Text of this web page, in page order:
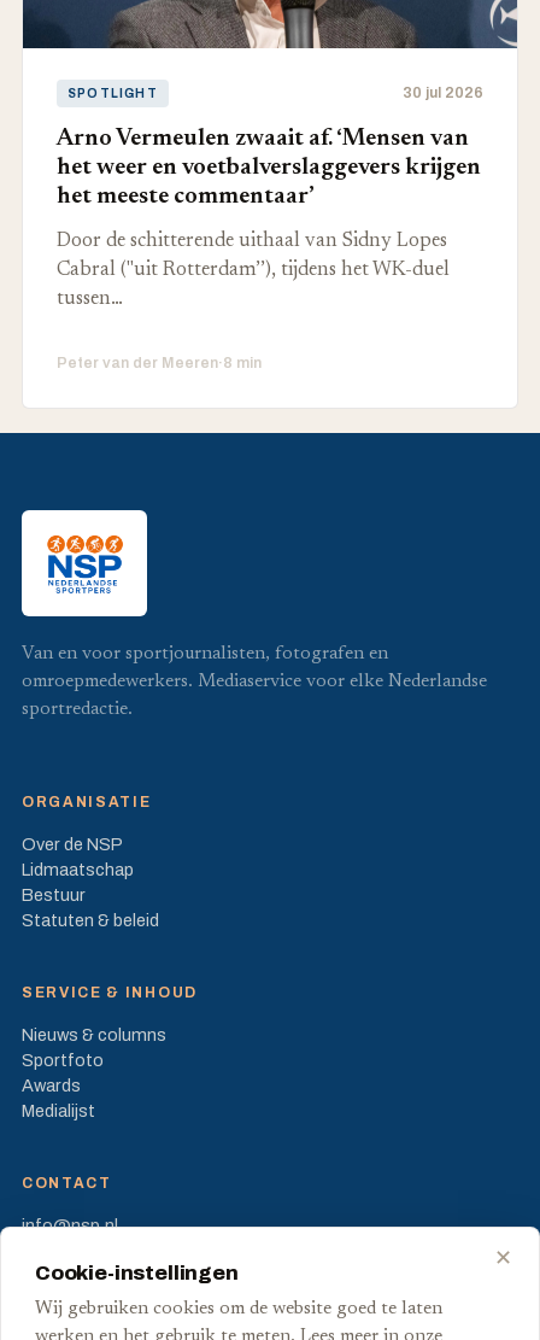
SPOTLIGHT 30 jul 2026
Arno Vermeulen zwaait af. ‘Mensen van
het weer en voetbalverslaggevers krijgen
het meeste commentaar’
Door de schitterende uithaal van Sidny Lopes
Cabral ("uit Rotterdam’’), tijdens het WK-duel
tussen…
Peter van der Meeren·8 min
Van en voor sportjournalisten, fotografen en
omroepmedewerkers. Mediaservice voor elke Nederlandse
sportredactie.
ORGANISATIE
Over de NSP
Lidmaatschap
Bestuur
Statuten & beleid
SERVICE & INHOUD
Nieuws & columns
Sportfoto
Awards
Medialijst
CONTACT
info@nsp.nl
2595 BM Den Haag
✕
Cookie-instellingen
Wij gebruiken cookies om de website goed te laten